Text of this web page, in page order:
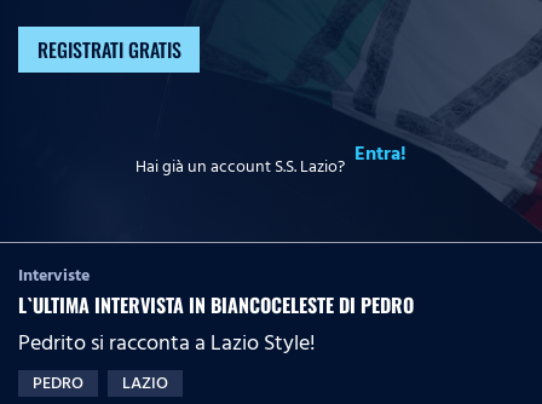
REGISTRATI GRATIS
Hai già un account S.S. Lazio? Entra!
Interviste
L`ULTIMA INTERVISTA IN BIANCOCELESTE DI PEDRO
Pedrito si racconta a Lazio Style!
PEDRO LAZIO